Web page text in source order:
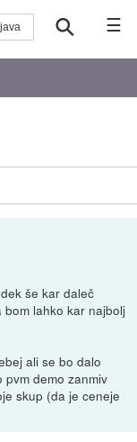
☰
še kar daleč
bom lahko kar najbolj
ali se bo dalo
demo zanmiv
skup (da je ceneje